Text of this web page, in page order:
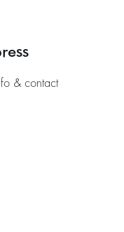
& contact